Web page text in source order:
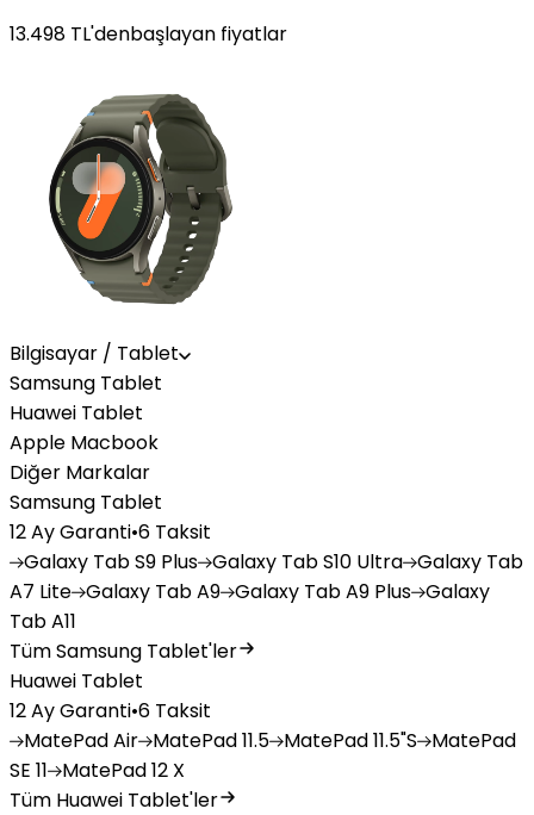
13.498 TL'denbaşlayan fiyatlar
Bilgisayar / Tablet
Samsung Tablet
Huawei Tablet
Apple Macbook
Diğer Markalar
Samsung Tablet
12 Ay Garanti•6 Taksit
Galaxy Tab S9 Plus Galaxy Tab S10 Ultra Galaxy Tab
A7 Lite Galaxy Tab A9 Galaxy Tab A9 Plus Galaxy
Tab A11
Tüm Samsung Tablet'ler
Huawei Tablet
12 Ay Garanti•6 Taksit
MatePadAir MatePad11.5 MatePad11.5"S
MatePad
SE 11
MatePad12 X
Tüm Huawei Tablet'ler